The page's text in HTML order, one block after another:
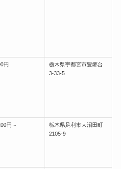
円
栃木県宇都宮市豊郷台
3-33-5
円～
栃木県足利市大沼田町
2105-9